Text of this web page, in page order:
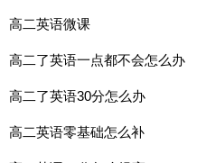
高二英语微课
高二了英语一点都不会怎么办
高二了英语30分怎么办
高二英语零基础怎么补